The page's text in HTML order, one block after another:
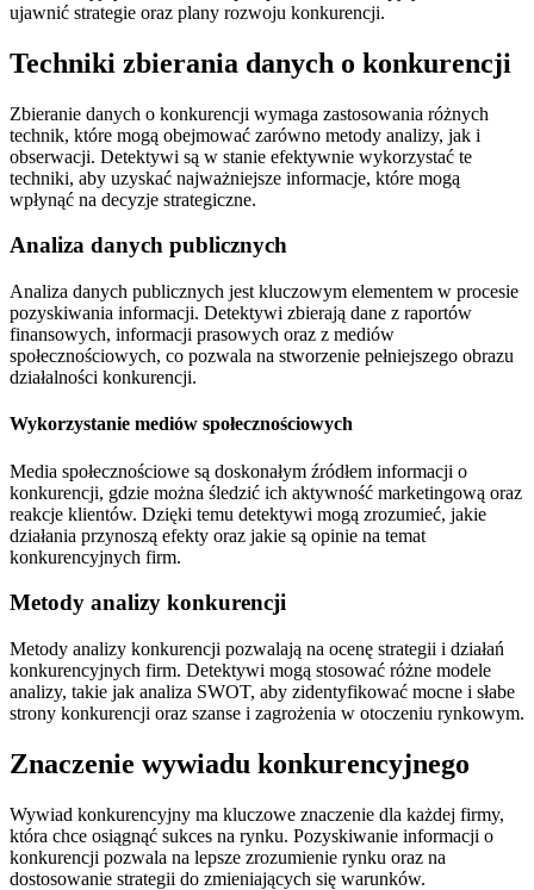
ujawnić strategie oraz plany rozwoju konkurencji.
Techniki zbierania danych o konkurencji
Zbieranie danych o konkurencji wymaga zastosowania różnych
technik, które mogą obejmować zarówno metody analizy, jak i
obserwacji. Detektywi są w stanie efektywnie wykorzystać te
techniki, aby uzyskać najważniejsze informacje, które mogą
wpłynąć na decyzje strategiczne.
Analiza danych publicznych
Analiza danych publicznych jest kluczowym elementem w procesie
pozyskiwania informacji. Detektywi zbierają dane z raportów
finansowych, informacji prasowych oraz z mediów
społecznościowych, co pozwala na stworzenie pełniejszego obrazu
działalności konkurencji.
Wykorzystanie mediów społecznościowych
Media społecznościowe są doskonałym źródłem informacji o
konkurencji, gdzie można śledzić ich aktywność marketingową oraz
reakcje klientów. Dzięki temu detektywi mogą zrozumieć, jakie
działania przynoszą efekty oraz jakie są opinie na temat
konkurencyjnych firm.
Metody analizy konkurencji
Metody analizy konkurencji pozwalają na ocenę strategii i działań
konkurencyjnych firm. Detektywi mogą stosować różne modele
analizy, takie jak analiza SWOT, aby zidentyfikować mocne i słabe
strony konkurencji oraz szanse i zagrożenia w otoczeniu rynkowym.
Znaczenie wywiadu konkurencyjnego
Wywiad konkurencyjny ma kluczowe znaczenie dla każdej firmy,
która chce osiągnąć sukces na rynku. Pozyskiwanie informacji o
konkurencji pozwala na lepsze zrozumienie rynku oraz na
dostosowanie strategii do zmieniających się warunków.